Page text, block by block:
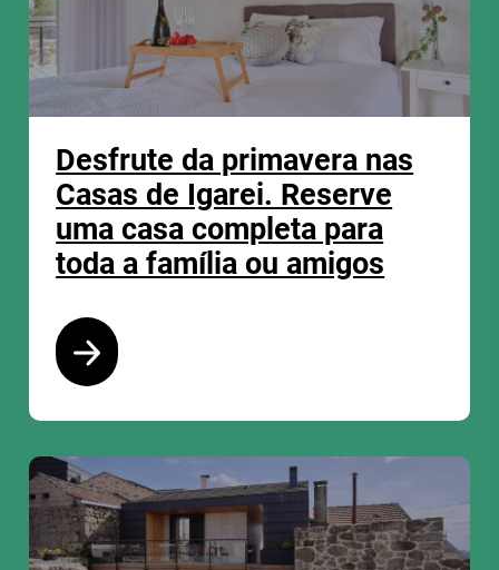
Desfrute da primavera nas
Casas de Igarei. Reserve
uma casa completa para
toda a família ou amigos
Ver programa